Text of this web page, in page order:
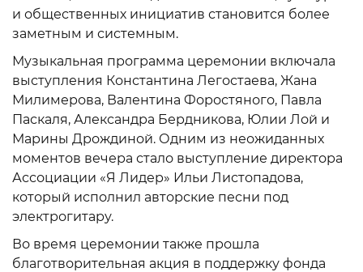
и общественных инициатив становится более
заметным и системным.
Музыкальная программа церемонии включала
выступления Константина Легостаева, Жана
Милимерова, Валентина Форостяного, Павла
Паскаля, Александра Бердникова, Юлии Лой и
Марины Дрождиной. Одним из неожиданных
моментов вечера стало выступление директора
Ассоциации «Я Лидер» Ильи Листопадова,
который исполнил авторские песни под
электрогитару.
Во время церемонии также прошла
благотворительная акция в поддержку фонда